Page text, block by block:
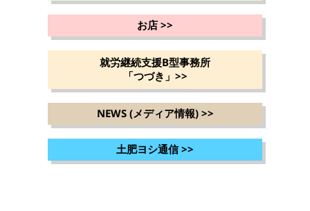
お店>>
就労継続支援B型事務所
「つづき」 >>
NEWS (メディア情報)>>
土肥ヨシ通信>>